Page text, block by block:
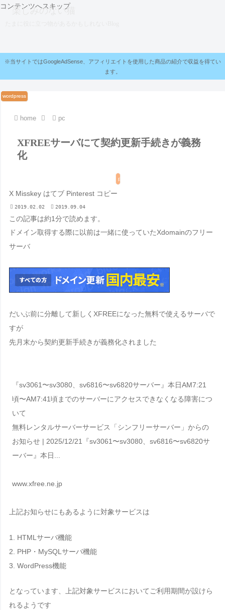
コンテンツへスキップ
楽しみのない猫
※当サイトではGoogleAdSense、アフィリエイトを使用した商品の紹介で収益を得てい
ます。
home pc
XFREEサーバにて契約更新手続きが義務
化
pc
X Misskey はてブ Pinterest コピー
2019.02.02 2019.09.04
この記事は約1分で読めます。
ドメイン取得する際に以前は一緒に使っていたXdomainのフリー
サーバ
だいぶ前に分離して新しくXFREEになった無料で使えるサーバで
すが
先月末から契約更新手続きが義務化されました
『sv3061〜sv3080、sv6816〜sv6820サーバー』本日AM7:21
頃〜AM7:41頃までのサーバーにアクセスできなくなる障害につ
いて
無料レンタルサーバーサービス「シンフリーサーバー」からの
お知らせ | 2025/12/21『sv3061〜sv3080、sv6816〜sv6820サ
ーバー』本日...
www.xfree.ne.jp
上記お知らせにもあるように対象サービスは
1. HTMLサーバ機能
2. PHP・MySQLサーバ機能
3. WordPress機能
となっています、上記対象サービスにおいてご利用期間が設けら
れるようです
wordpress
wordpress
wordpress
wordpress
wordpress
wordpress